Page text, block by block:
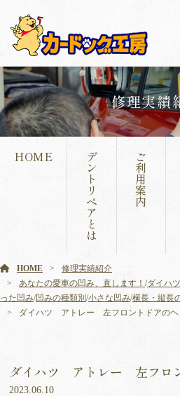
修理実績
HOME デ
ン
ト
リ
ペ
ア
と
は
ご
利
用
案
内
HOME
修理実績紹介
あなたの愛車の凹み、直します！ /ダイハツ
った凹み/凹みの種類別 /小さな凹み/横長・縦長
ダイハツ アトレー 左フロントドアのヘ
ダイハツ アトレー 左フロ
2023.06.10